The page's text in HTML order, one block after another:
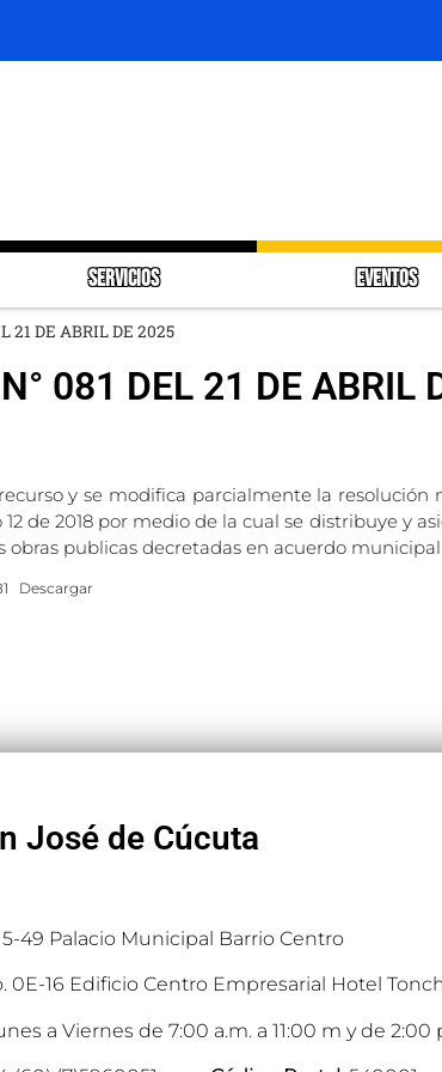
SERVICIOS EVENTOS
21 DE ABRIL DE 2025
081 DEL 21 DE ABRIL
y se modifica parcialmente la resolución
12 de 2018 por medio de la cual se distribuye y
obras publicas decretadas en acuerdo municipal
Descargar
José de Cúcuta
5-49 Palacio Municipal Barrio Centro
0E-16 Edificio Centro Empresarial Hotel
a Viernes de 7:00 a.m. a 11:00 m y de 2:00